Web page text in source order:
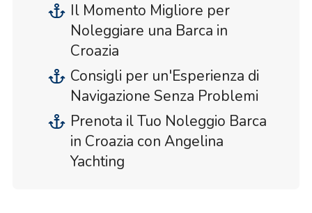
Il Momento Migliore per
Noleggiare una Barca in
Croazia
Consigli per un'Esperienza di
Navigazione Senza Problemi
Prenota il Tuo Noleggio Barca
in Croazia con Angelina
Yachting